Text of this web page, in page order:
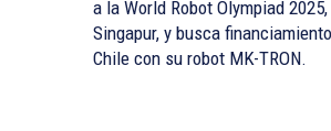
a la World Robot Olympiad
Singapur, y busca
Chile con su robot MK-TRON.